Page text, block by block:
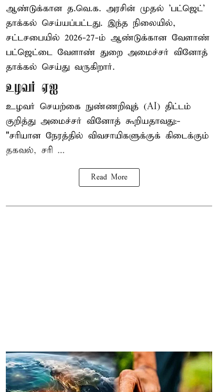
ஆண்டுக்கான த.வெ.க. அரசின் முதல் 'பட்ஜெட்'
தாக்கல் செய்யப்பட்டது. இந்த நிலையில்,
சட்டசபையில் 2026-27-ம் ஆண்டுக்கான வேளாண்
பட்ஜெட்டை வேளாண் துறை அமைச்சர் வினோத்
தாக்கல் செய்து வருகிறார்.
உழவர் ஏஐ
உழவர் செயற்கை நுண்ணறிவுத் (AI) திட்டம்
குறித்து அமைச்சர் வினோத் கூறியதாவது:-
"சரியான நேரத்தில் விவசாயிகளுக்குக் கிடைக்கும்
தகவல், சரி ...
Read More